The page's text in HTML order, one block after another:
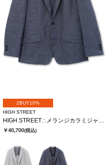
2BUY10%
HIGH STREET
HIGH STREET∴メランジカラミジャージJK
￥40,700(税込)